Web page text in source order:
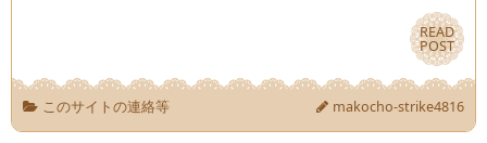
READ
POST
READ
POST
このサイトの連絡等 makocho-strike4816